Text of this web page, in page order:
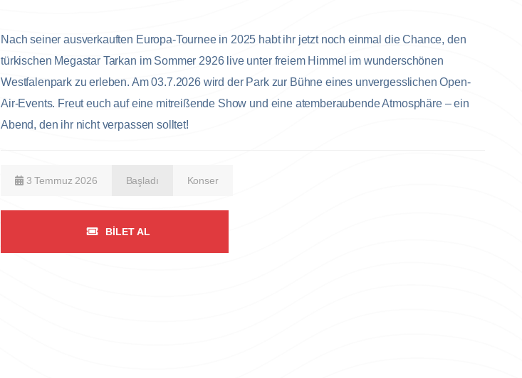
Nach seiner ausverkauften Europa-Tournee in 2025 habt ihr jetzt noch einmal die Chance, den
türkischen Megastar Tarkan im Sommer 2926 live unter freiem Himmel im wunderschönen
Westfalenpark zu erleben. Am 03.7.2026 wird der Park zur Bühne eines unvergesslichen Open-
Air-Events. Freut euch auf eine mitreißende Show und eine atemberaubende Atmosphäre – ein
Abend, den ihr nicht verpassen solltet!
3 Temmuz 2026 Başladı Konser
BILET AL